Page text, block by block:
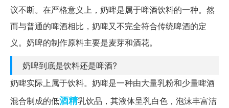
议不断。在严格意义上，奶啤是属于啤酒饮料的一种。然
而与普通的啤酒相比，奶啤又不完全符合传统啤酒的定
义。奶啤的制作原料主要是麦芽和酒花。
奶啤到底是饮料还是啤酒?
奶啤实际上属于饮料。奶啤是一种由大量乳粉和少量啤酒
混合制成的低酒精乳饮品，其液体呈乳白色，泡沫丰富洁